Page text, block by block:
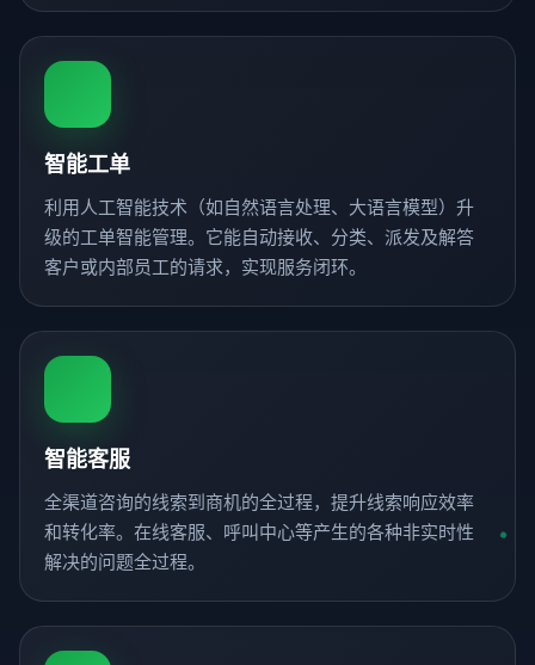
智能工单
利用人工智能技术（如自然语言处理、大语言模型）升
级的工单智能管理。它能自动接收、分类、派发及解答
客户或内部员工的请求，实现服务闭环。
智能客服
全渠道咨询的线索到商机的全过程，提升线索响应效率
和转化率。在线客服、呼叫中心等产生的各种非实时性
解决的问题全过程。